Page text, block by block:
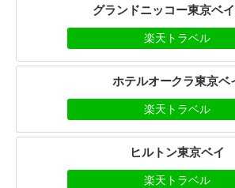
グランドニッコー東京ベ
楽天トラベル
ホテルオークラ東京ベ
楽天トラベル
ヒルトン東京ベイ
楽天トラベル